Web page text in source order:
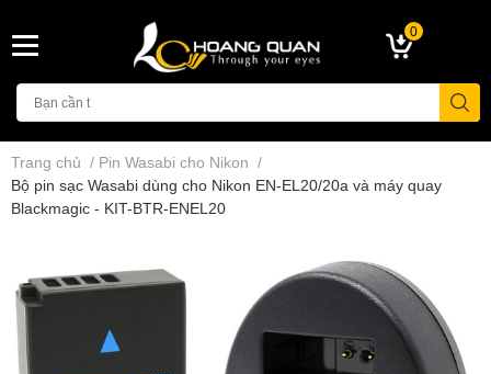
0
Trang chủ / Pin Wasabi cho Nikon /
Bộ pin sạc Wasabi dùng cho Nikon EN-EL20/20a và máy quay
Blackmagic - KIT-BTR-ENEL20